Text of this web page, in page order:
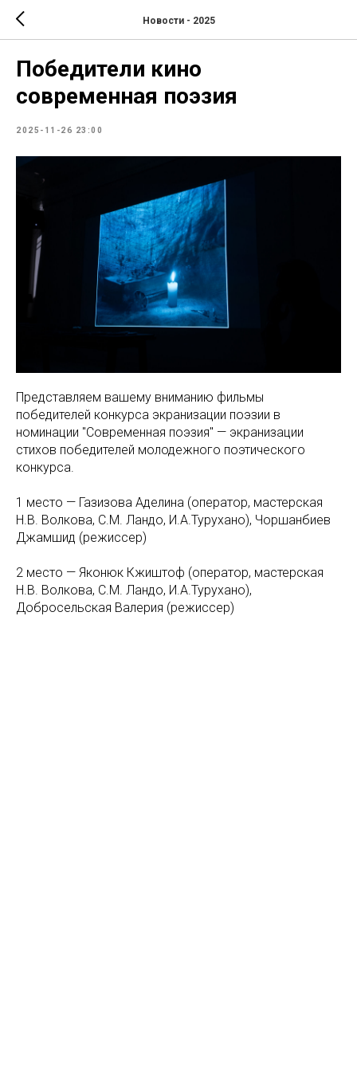
Новости - 2025
Победители кино
современная поэзия
2025-11-26 23:00
Представляем вашему вниманию фильмы
победителей конкурса экранизации поэзии в
номинации "Современная поэзия" — экранизации
стихов победителей молодежного поэтического
конкурса.
1 место — Газизова Аделина (оператор, мастерская
Н.В. Волкова, С.М. Ландо, И.А.Турухано), Чоршанбиев
Джамшид (режиссер)
2 место — Яконюк Кжиштоф (оператор, мастерская
Н.В. Волкова, С.М. Ландо, И.А.Турухано),
Добросельская Валерия (режиссер)